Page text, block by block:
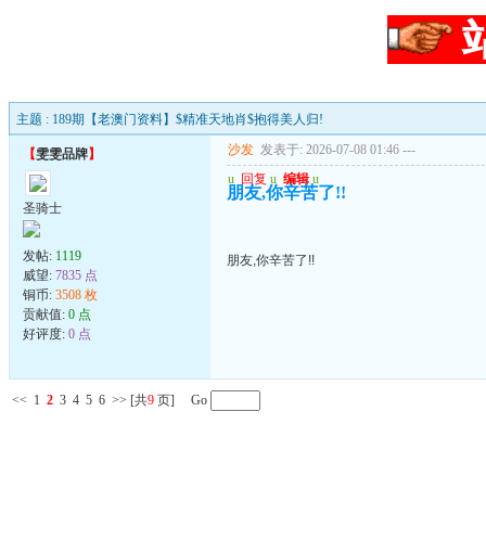
主题 : 189期【老澳门资料】$精准天地肖$抱得美人归!
【雯雯品牌】
圣骑士
发帖: 1119
威望: 7835 点
铜币: 3508 枚
贡献值: 0 点
好评度: 0 点
沙发 发表于: 2026-07-08 01:46 ---
u 回复 u 编辑 u
朋友,你辛苦了!!
朋友,你辛苦了!!
<< 1 2 3 4 5 6 >> [共9 页] Go